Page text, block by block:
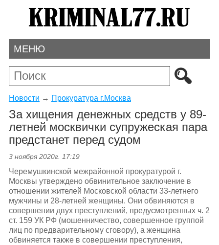
МЕНЮ
Новости → Прокуратура г.Москва
За хищения денежных средств у 89-
летней москвички супружеская пара
предстанет перед судом
3 ноября 2020г. 17:19
Черемушкинской межрайонной прокуратурой г.
Москвы утверждено обвинительное заключение в
отношении жителей Московской области 33-летнего
мужчины и 28-летней женщины. Они обвиняются в
совершении двух преступлений, предусмотренных ч. 2
ст. 159 УК РФ (мошенничество, совершенное группой
лиц по предварительному сговору), а женщина
обвиняется также в совершении преступления,